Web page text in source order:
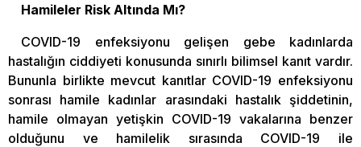
Hamileler Risk Altında Mı?
COVID-19 enfeksiyonu gelişen gebe kadınlarda
hastalığın ciddiyeti konusunda sınırlı bilimsel kanıt vardır.
Bununla birlikte mevcut kanıtlar COVID-19 enfeksiyonu
sonrası hamile kadınlar arasındaki hastalık şiddetinin,
hamile olmayan yetişkin COVID-19 vakalarına benzer
olduğunu ve hamilelik sırasında COVID-19 ile